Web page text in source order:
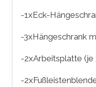
-1xEck-
-3xHängeschrank
-2xArbeitsplatte (je
-